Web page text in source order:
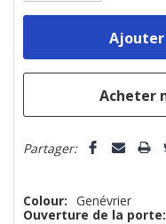
plus
Partager:
Colour: Genévrier
Ouverture de la porte: